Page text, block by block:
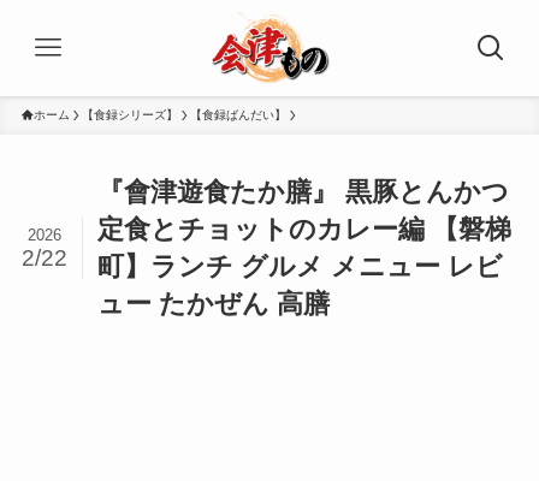
ホーム 【食録シリーズ】 【食録ばんだい】
『會津遊食たか膳』 黒豚とんかつ
定食とチョットのカレー編 【磐梯
町】ランチ グルメ メニュー レビ
ュー たかぜん 高膳
2026
2/22